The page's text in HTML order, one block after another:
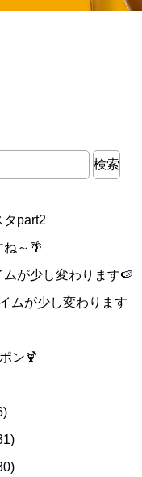
タpart2
ね～🌴
が少し変わります🍉
ムが少し変わります
ン🍹